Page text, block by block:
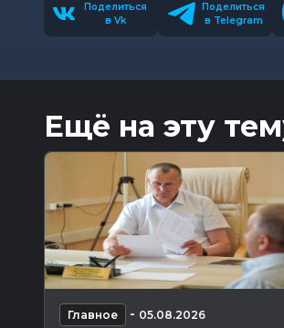
Поделиться
в Vk
Поделиться
в Telegram
Ещё на эту
Главное - 05.08.2026